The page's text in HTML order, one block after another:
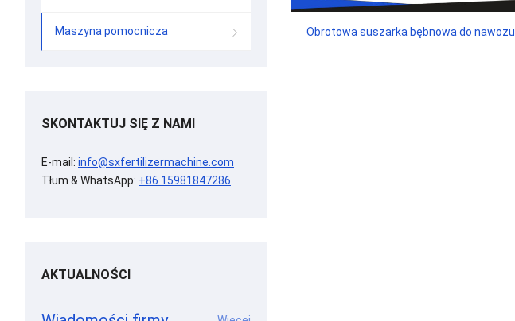
Obrotowa suszarka bębnowa do nawozu
Maszyna pomocnicza
SKONTAKTUJ SIĘ Z NAMI
E-mail: info@sxfertilizermachine.com
Tłum & WhatsApp: +86 15981847286
AKTUALNOŚCI